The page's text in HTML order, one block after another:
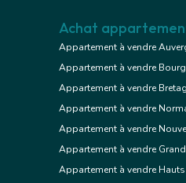
Achat
Appartement à vendre
Appartement à vendre
Appartement à vendre
Appartement à vendre
Appartement à vendre
Appartement à vendre
Appartement à vendre